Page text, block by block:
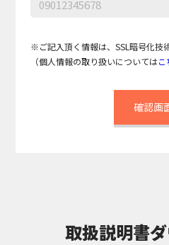
※ご記入頂く情報は、SSL暗号化技
（個人情報の取り扱いについてはこ
取扱説明書